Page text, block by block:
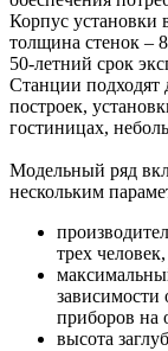
Корпус установки
толщина стенок –
50-летний срок
Станции
построек,
гостиницах,
Модельный ряд
нескольким
трех
зависимости
приборов на
высота